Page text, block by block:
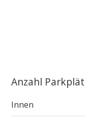
Anzahl
Innen